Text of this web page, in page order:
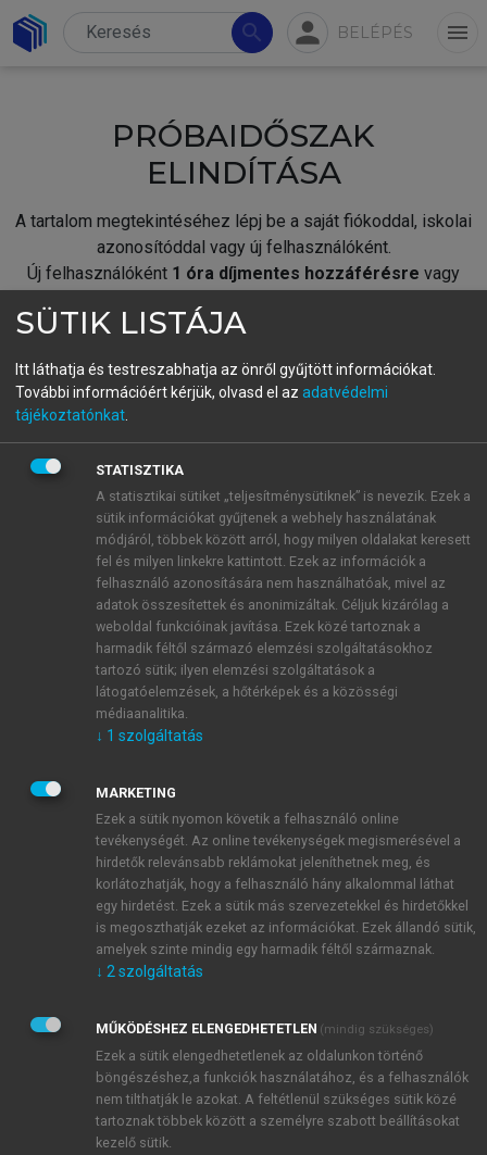
search person BELÉPÉS menu
PRÓBAIDŐSZAK
ELINDÍTÁSA
A tartalom megtekintéséhez lépj be a saját fiókoddal, iskolai
azonosítóddal vagy új felhasználóként.
Új felhasználóként 1 óra díjmentes hozzáférésre vagy
fiókoddal,vagy hozz létre új fiókot.
A regisztráció után apróbaidőszakautomatikusan
BELÉPÉS SAJÁT FIÓKKAL
ÚJ FIÓK LÉTREHOZÁSA
1 óra díjmentes hozzáférés
E-MAIL-CÍM
JELSZÓ
JELSZÓ ÚJRA
Kérek értesítést a MeRSZ újdonságairól, akcióiról.
Kérek értesítést az Akadémiai Kiadó Zrt. újdonságairól,
Adatkezelési tájékoztatóbanfoglaltakat tudomásul
veszem és elfogadom.
Általános vásárlási feltételeket, valamint a szotar.netés a
mersz.huoldalak licencszerződéseiben foglaltakat
tudomásul veszem és elfogadom.
SÜTIK LISTÁJA
Itt láthatja és testreszabhatja az önről gyűjtött információkat.
További információért kérjük, olvasd el az adatvédelmi
tájékoztatónkat
STATISZTIKA
A statisztikai sütiket „teljesítménysütiknek” is nevezik. Ezek a
sütik információkat gyűjtenek a webhely használatának
módjáról, többek között arról, hogy milyen oldalakat keresett
fel és milyen linkekre kattintott. Ezek az információk a
felhasználó azonosítására nem használhatóak, mivel az
adatok összesítettek és anonimizáltak. Céljuk kizárólag a
weboldal funkcióinak javítása. Ezek közé tartoznak a
harmadik féltől származó elemzési szolgáltatásokhoz
tartozó sütik; ilyen elemzési szolgáltatások a
látogatóelemzések, a hőtérképek és a közösségi
médiaanalitika.
↓ 1 szolgáltatás
MARKETING
Ezek a sütik nyomon követik a felhasználó online
tevékenységét. Az online tevékenységek megismerésével a
hirdetők relevánsabb reklámokat jeleníthetnek meg, és
korlátozhatják, hogy a felhasználó hány alkalommal láthat
egy hirdetést. Ezek a sütik más szervezetekkel és hirdetőkkel
is megoszthatják ezeket az információkat. Ezek állandó sütik,
amelyek szinte mindig egy harmadik féltől származnak.
↓ 2 szolgáltatás
MŰKÖDÉSHEZ ELENGEDHETETLEN (mindig szükséges)
Ezek a sütik elengedhetetlenek az oldalunkon történő
böngészéshez,a funkciók használatához, és a felhasználók
nem tilthatják le azokat. A feltétlenül szükséges sütik közé
tartoznak többek között a személyre szabott beállításokat
kezelő sütik.